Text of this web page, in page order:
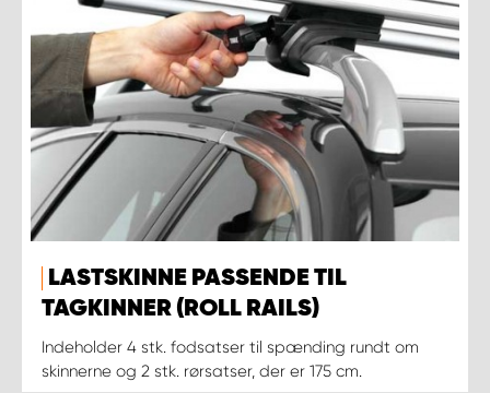
LASTSKINNE PASSENDE TIL
TAGKINNER (ROLL RAILS)
Indeholder 4 stk. fodsatser til spænding rundt om
skinnerne og 2 stk. rørsatser, der er 175 cm.